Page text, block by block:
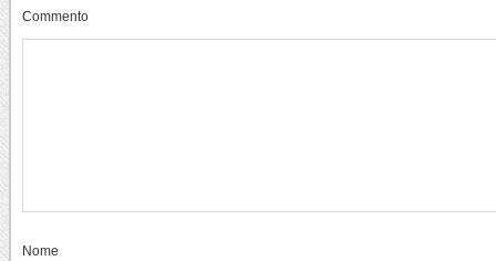
Commento
Nome